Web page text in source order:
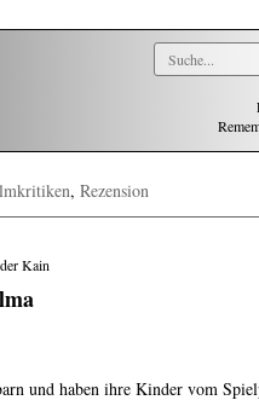
, Rezension
Kain
und haben ihre Kinder vom